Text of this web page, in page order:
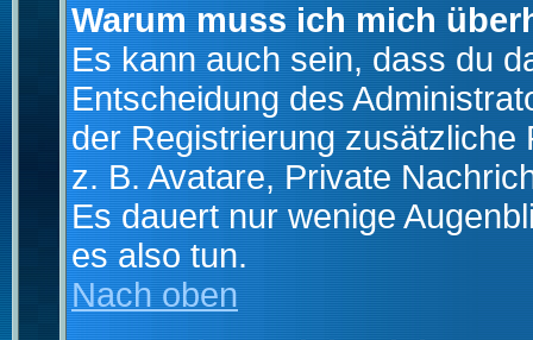
Warum muss ich mich
Es kann auch sein, dass du
Entscheidung des
der Registrierung
z. B. Avatare, Private
Es dauert nur wenige
es also tun.
Nach oben